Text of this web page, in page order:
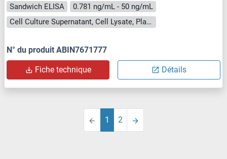
Sandwich ELISA
0.781 ng/mL - 50 ng/mL
Cell Culture Supernatant, Cell Lysate, Plasma, Serum, Tissue Lysate
N° du produit ABIN7671777
Fiche technique Détails
1 2